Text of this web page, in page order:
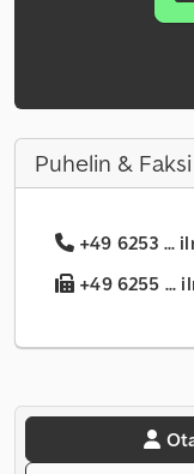
Puhelin & Faksi
+49 6253 ...
+49 6255 ...